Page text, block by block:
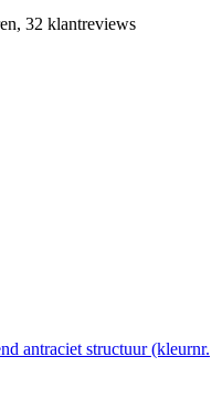
32 klantreviews
antraciet structuur (kleurnr.